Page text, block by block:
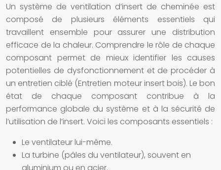
Un système de ventilation d’insert de cheminée est
composé de plusieurs éléments essentiels qui
travaillent ensemble pour assurer une distribution
efficace de la chaleur. Comprendre le rôle de chaque
composant permet de mieux identifier les causes
potentielles de dysfonctionnement et de procéder à
un entretien ciblé (Entretien moteur insert bois). Le bon
état de chaque composant contribue à la
performance globale du système et à la sécurité de
l’utilisation de l’insert. Voici les composants essentiels :
Le ventilateur lui-même.
La turbine (pâles du ventilateur), souvent en
aluminium ou en acier.